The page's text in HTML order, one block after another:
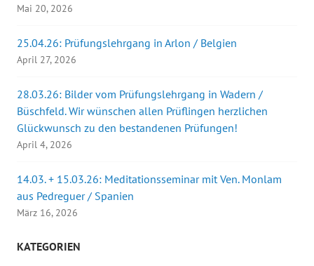
Mai 20, 2026
25.04.26: Prüfungslehrgang in Arlon / Belgien
April 27, 2026
28.03.26: Bilder vom Prüfungslehrgang in Wadern /
Büschfeld. Wir wünschen allen Prüflingen herzlichen
Glückwunsch zu den bestandenen Prüfungen!
April 4, 2026
14.03. + 15.03.26: Meditationsseminar mit Ven. Monlam
aus Pedreguer / Spanien
März 16, 2026
KATEGORIEN